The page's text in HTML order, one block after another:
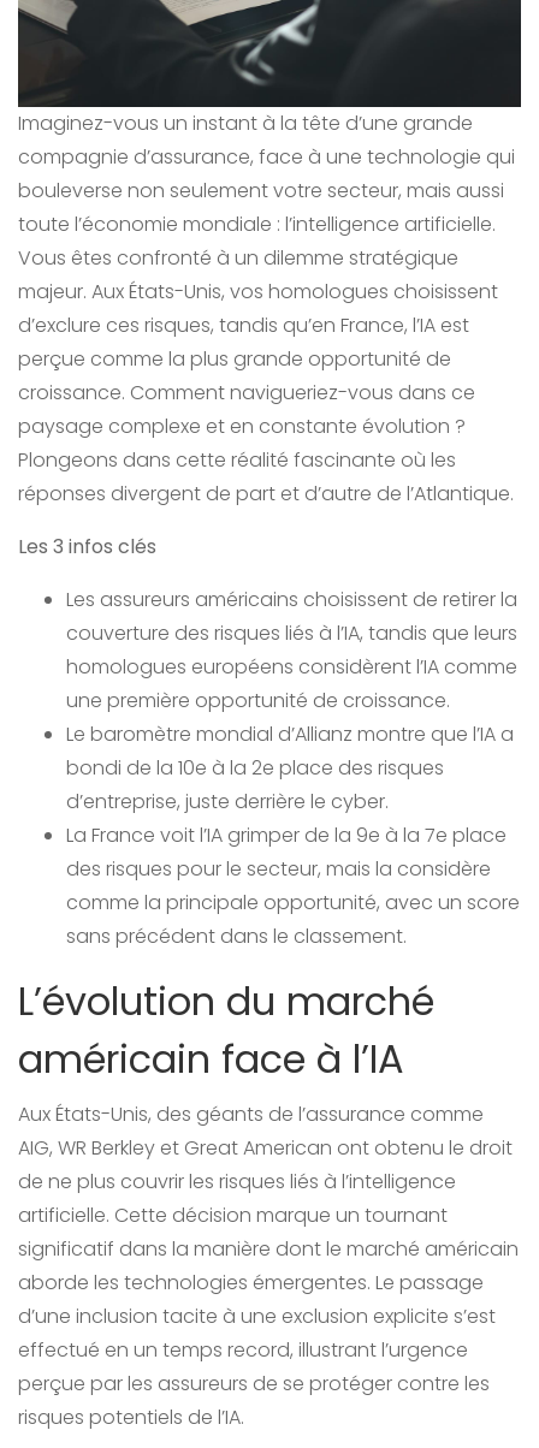
Imaginez-vous un instant à la tête d’une grande
compagnie d’assurance, face à une technologie qui
bouleverse non seulement votre secteur, mais aussi
toute l’économie mondiale : l’intelligence artificielle.
Vous êtes confronté à un dilemme stratégique
majeur. Aux États-Unis, vos homologues choisissent
d’exclure ces risques, tandis qu’en France, l’IA est
perçue comme la plus grande opportunité de
croissance. Comment navigueriez-vous dans ce
paysage complexe et en constante évolution ?
Plongeons dans cette réalité fascinante où les
réponses divergent de part et d’autre de l’Atlantique.
Les 3 infos clés
Les assureurs américains choisissent de retirer la
couverture des risques liés à l’IA, tandis que leurs
homologues européens considèrent l’IA comme
une première opportunité de croissance.
Le baromètre mondial d’Allianz montre que l’IA a
bondi de la 10e à la 2e place des risques
d’entreprise, juste derrière le cyber.
La France voit l’IA grimper de la 9e à la 7e place
des risques pour le secteur, mais la considère
comme la principale opportunité, avec un score
sans précédent dans le classement.
L’évolution du marché
américain face à l’IA
Aux États-Unis, des géants de l’assurance comme
AIG, WR Berkley et Great American ont obtenu le droit
de ne plus couvrir les risques liés à l’intelligence
artificielle. Cette décision marque un tournant
significatif dans la manière dont le marché américain
aborde les technologies émergentes. Le passage
d’une inclusion tacite à une exclusion explicite s’est
effectué en un temps record, illustrant l’urgence
perçue par les assureurs de se protéger contre les
risques potentiels de l’IA.